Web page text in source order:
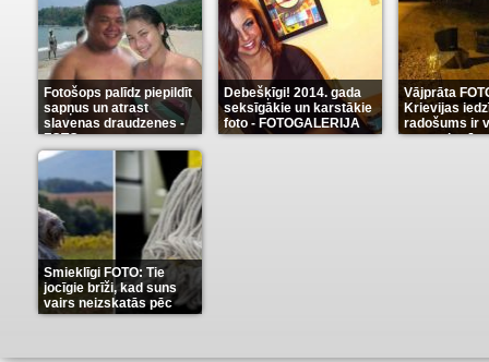
Fotošops palīdz piepildīt
sapņus un atrast
slavenas draudzenes -
FOTO(13)
Debešķīgi! 2014. gada
seksīgākie un karstākie
foto - FOTOGALERIJA
(9)
Vājprāta
Krievijas
radošums ir
Smieklīgi FOTO: Tie
jocīgie brīži, kad suns
vairs neizskatās pēc
suņa(11)